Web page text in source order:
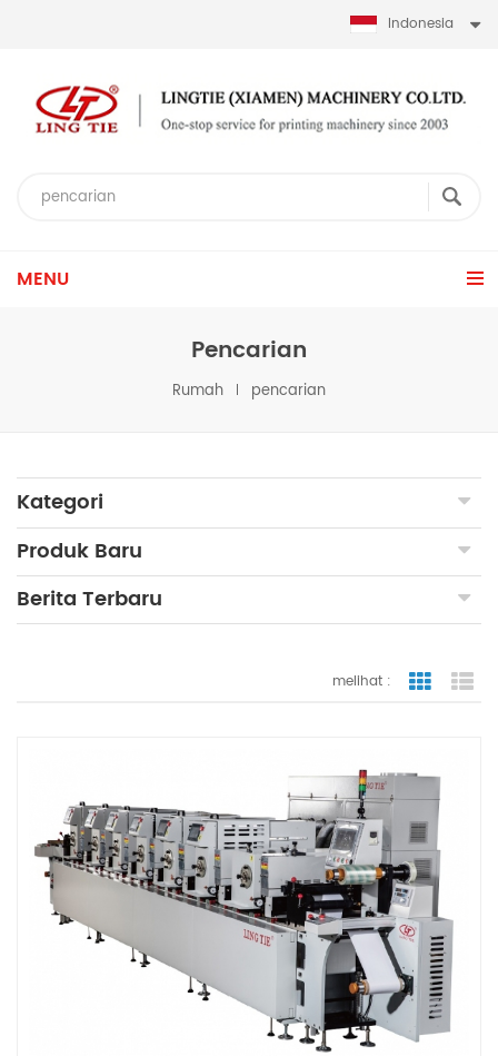
Indonesia
MENU
Pencarian
Rumah pencarian
Kategori
Produk Baru
Berita Terbaru
melihat :